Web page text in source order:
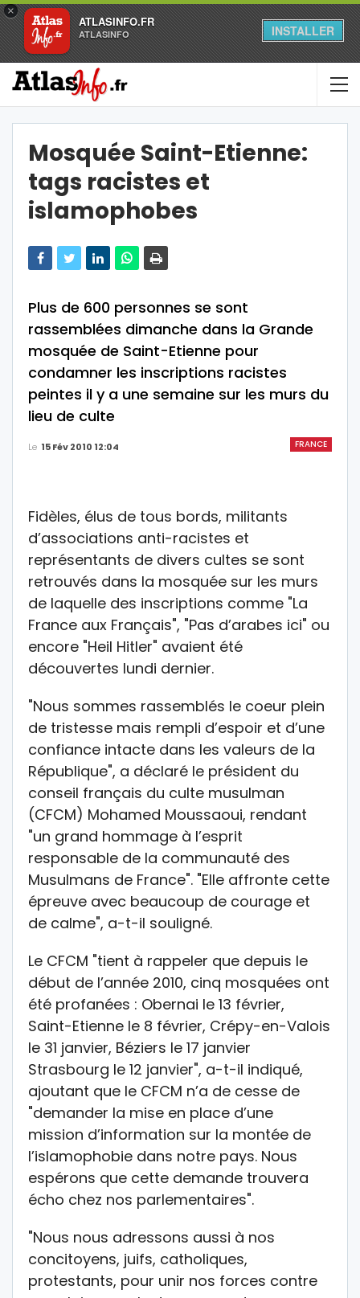
×
ATLASINFO.FR
ATLASINFO INSTALLER
Mosquée Saint-Etienne:
tags racistes et
islamophobes
Plus de 600 personnes se sont
rassemblées dimanche dans la Grande
mosquée de Saint-Etienne pour
condamner les inscriptions racistes
peintes il y a une semaine sur les murs du
lieu de culte
FRANCE
Le 15 Fév 2010 12:04
Fidèles, élus de tous bords, militants
d’associations anti-racistes et
représentants de divers cultes se sont
retrouvés dans la mosquée sur les murs
de laquelle des inscriptions comme "La
France aux Français", "Pas d’arabes ici" ou
encore "Heil Hitler" avaient été
découvertes lundi dernier.
"Nous sommes rassemblés le coeur plein
de tristesse mais rempli d’espoir et d’une
confiance intacte dans les valeurs de la
République", a déclaré le président du
conseil français du culte musulman
(CFCM) Mohamed Moussaoui, rendant
"un grand hommage à l’esprit
responsable de la communauté des
Musulmans de France". "Elle affronte cette
épreuve avec beaucoup de courage et
de calme", a-t-il souligné.
Le CFCM "tient à rappeler que depuis le
début de l’année 2010, cinq mosquées ont
été profanées : Obernai le 13 février,
Saint-Etienne le 8 février, Crépy-en-Valois
le 31 janvier, Béziers le 17 janvier
Strasbourg le 12 janvier", a-t-il indiqué,
ajoutant que le CFCM n’a de cesse de
"demander la mise en place d’une
mission d’information sur la montée de
l’islamophobie dans notre pays. Nous
espérons que cette demande trouvera
écho chez nos parlementaires".
"Nous nous adressons aussi à nos
concitoyens, juifs, catholiques,
protestants, pour unir nos forces contre